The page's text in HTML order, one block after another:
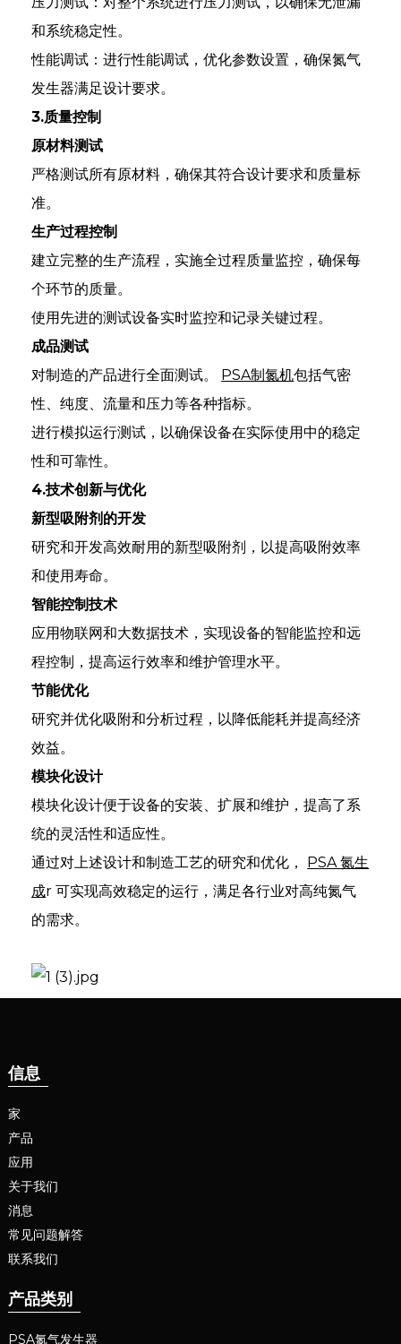
和系统稳定性。
性能调试：进行性能调试，优化参数设置，确保氮气
发生器满足设计要求。
3.质量控制
原材料测试
严格测试所有原材料，确保其符合设计要求和质量标
准。
生产过程控制
建立完整的生产流程，实施全过程质量监控，确保每
个环节的质量。
使用先进的测试设备实时监控和记录关键过程。
成品测试
对制造的产品进行全面测试。 PSA制氮机包括气密
性、纯度、流量和压力等各种指标。
进行模拟运行测试，以确保设备在实际使用中的稳定
性和可靠性。
4.技术创新与优化
新型吸附剂的开发
研究和开发高效耐用的新型吸附剂，以提高吸附效率
和使用寿命。
智能控制技术
应用物联网和大数据技术，实现设备的智能监控和远
程控制，提高运行效率和维护管理水平。
节能优化
研究并优化吸附和分析过程，以降低能耗并提高经济
效益。
模块化设计
模块化设计便于设备的安装、扩展和维护，提高了系
统的灵活性和适应性。
通过对上述设计和制造工艺的研究和优化， PSA 氮生
成r 可实现高效稳定的运行，满足各行业对高纯氮气
的需求。
信息
家
产品
应用
关于我们
消息
常见问题解答
联系我们
产品类别
PSA氮气发生器